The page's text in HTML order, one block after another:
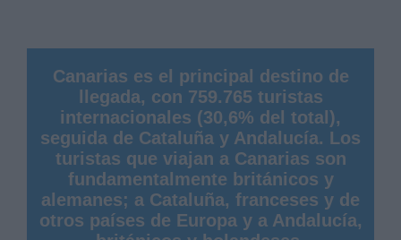
Canarias es el principal destino de
llegada, con 759.765 turistas
internacionales (30,6% del total),
seguida de Cataluña y Andalucía. Los
turistas que viajan a Canarias son
fundamentalmente británicos y
alemanes; a Cataluña, franceses y de
otros países de Europa y a Andalucía,